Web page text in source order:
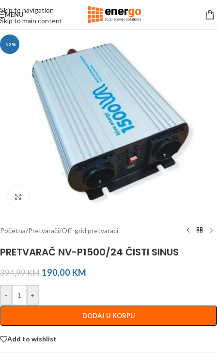
Skip to navigation
Skip to main content
MENU
-52%
Početna/Pretvarači/Off-grid pretvaraci
PRETVARAČ NV-P1500/24 ČISTI SINUS
394,99KM 190,00 KM
- +
DODAJ U KORPU
Add to wishlist